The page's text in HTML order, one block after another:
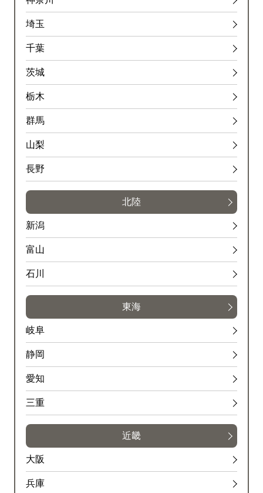
埼玉
千葉
茨城
栃木
群馬
山梨
長野
北陸
新潟
富山
石川
東海
岐阜
静岡
愛知
三重
近畿
大阪
兵庫